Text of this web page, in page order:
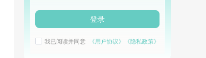
登录
我已阅读并同意 《用户协议》 《隐私政策》